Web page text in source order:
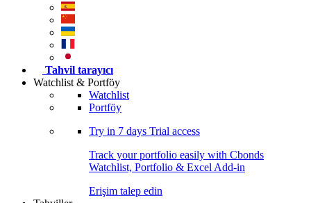
Tahvil tarayıcı
Watchlist & Portföy
Watchlist
Portföy
Try in 7 days Trial access
Track your portfolio easily with Cbonds
Watchlist, Portfolio & Excel Add-in
Erişim talep edin